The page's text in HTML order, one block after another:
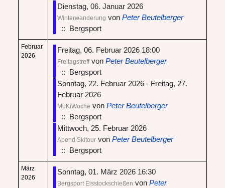
Dienstag, 06. Januar 2026
Winterwanderung von Peter Beutelberger
:: Bergsport
Februar
2026
Freitag, 06. Februar 2026 18:00
Freitagstreffvon Peter Beutelberger
:: Bergsport
Sonntag, 22. Februar 2026 - Freitag, 27.
Februar 2026
MuKiWoche von Peter Beutelberger
:: Bergsport
Mittwoch, 25. Februar 2026
Abend Skitour von Peter Beutelberger
:: Bergsport
März
2026
Sonntag, 01. März 2026 16:30
Bergsport Eisstockschießen von Peter